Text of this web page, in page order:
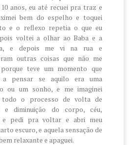
anos, eu até recuei pra traz e
bem do espelho e toquei
e o reflexo repetia o que eu
voltei a olhar ao Baba e a
e depois me vi na rua e
outras coisas que não me
teve um momento que
a pensar se aquilo era uma
ou um sonho, e me imaginei
todo o processo de volta de
e diminuição do corpo, céu,
e pedi pra voltar e abri meu
escuro, e aquela sensação de
relaxante e apaguei.